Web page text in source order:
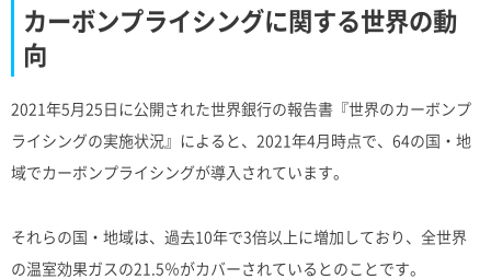
カーボンプライシングに関する世界の動
向
2021年5月25日に公開された世界銀行の報告書『世界のカーボンプ
ライシングの実施状況』によると、2021年4月時点で、64の国・地
域でカーボンプライシングが導入されています。
それらの国・地域は、過去10年で3倍以上に増加しており、全世界
の温室効果ガスの21.5％がカバーされているとのことです。